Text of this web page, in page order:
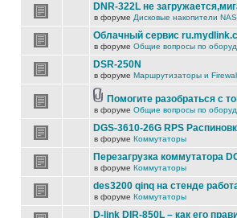
DNR-322L не
в форуме Дисковые накопители
Облачный сервис
в форуме Общие вопросы по
DSR-250N
в форуме Маршрутизаторы и
Помогите разобраться с
в форуме Общие вопросы по
DGS-3610-26G RPS
в форуме Коммутаторы
Перезагрузка коммутатора
в форуме Коммутаторы
des3200 qinq на стенде
в форуме Коммутаторы
D-link DIR-850L – как его